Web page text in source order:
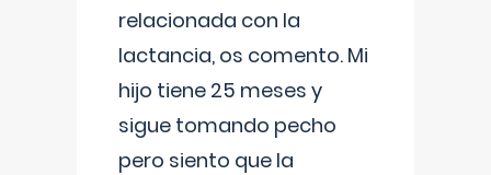
relacionada con la
lactancia, os comento. Mi
hijo tiene 25 meses y
sigue tomando pecho
pero siento que la